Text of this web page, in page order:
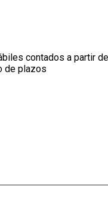
contados a partir
de plazos